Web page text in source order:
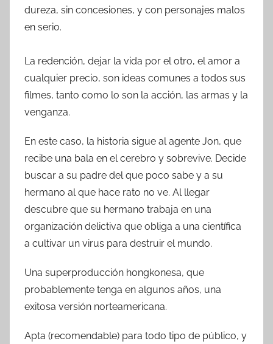
dureza, sin concesiones, y con personajes malos
en serio.
La redención, dejar la vida por el otro, el amor a
cualquier precio, son ideas comunes a todos sus
filmes, tanto como lo son la acción, las armas y la
venganza.
En este caso, la historia sigue al agente Jon, que
recibe una bala en el cerebro y sobrevive. Decide
buscar a su padre del que poco sabe y a su
hermano al que hace rato no ve. Al llegar
descubre que su hermano trabaja en una
organización delictiva que obliga a una científica
a cultivar un virus para destruir el mundo.
Una superproducción hongkonesa, que
probablemente tenga en algunos años, una
exitosa versión norteamericana.
Apta (recomendable) para todo tipo de público, y